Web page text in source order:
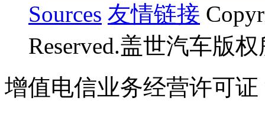
Sources 友情链接
Reserved.盖世汽车版
增值电信业务经营许可证